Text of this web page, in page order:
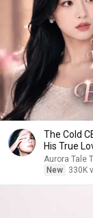
The Cold
His True
Aurora Tale
New
330K